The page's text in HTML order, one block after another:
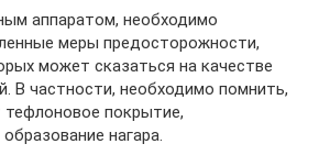
аппаратом, необходимо
меры предосторожности,
может сказаться на качестве
В частности, необходимо помнить,
покрытие,
нагара.